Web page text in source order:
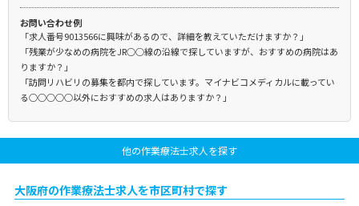
お問い合わせ例
「求人番号9013566に興味があるので、詳細を教えていただけますか？」
「残業が少なめの病院をJR○○線の沿線で探していますが、おすすめの病院はあ
りますか？」
「訪問リハビリの募集を都内で探しています。マイナビコメディカルに載ってい
る○○○○○以外におすすめの求人はありますか？」
他の作業療法士求人を探す
大阪府の作業療法士求人を市区町村で探す